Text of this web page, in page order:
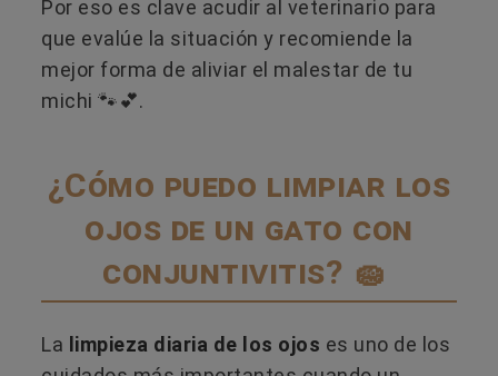
Por eso es clave acudir al veterinario para
que evalúe la situación y recomiende la
mejor forma de aliviar el malestar de tu
michi 🐾💕.
¿Cómo puedo limpiar los
ojos de un gato con
conjuntivitis? 🧽
La limpieza diaria de los ojos es uno de los